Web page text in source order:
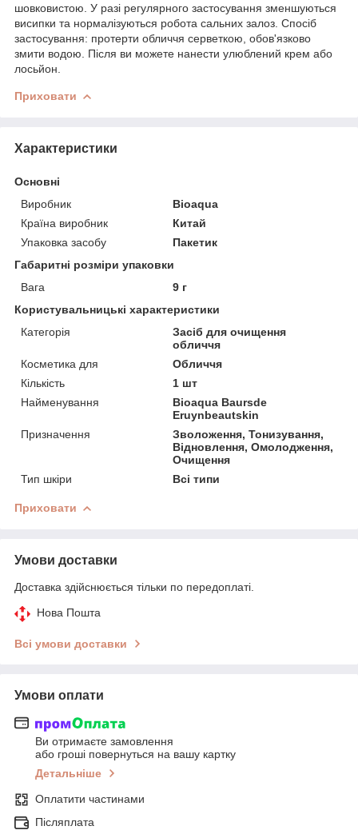
шовковистою. У разі регулярного застосування зменшуються
висипки та нормалізуються робота сальних залоз. Спосіб
застосування: протерти обличчя серветкою, обов'язково
змити водою. Після ви можете нанести улюблений крем або
лосьйон.
Приховати
Характеристики
Основні
Виробник
Bioaqua
Країна виробник
Китай
Упаковка засобу
Пакетик
Габаритні розміри упаковки
Вага
9 г
Користувальницькі характеристики
Категорія
Засіб для очищення
обличчя
Косметика для
Обличчя
Кількість
1 шт
Найменування
Bioaqua Baursde
Eruynbeautskin
Призначення
Зволоження, Тонизування,
Відновлення, Омолодження,
Очищення
Тип шкіри
Всі типи
Приховати
Умови доставки
Доставка здійснюється тільки по передоплаті.
Нова Пошта
Всі умови доставки
Умови оплати
Ви отримаєте замовлення
або гроші повернуться на вашу картку
Детальніше
Оплатити частинами
Післяплата